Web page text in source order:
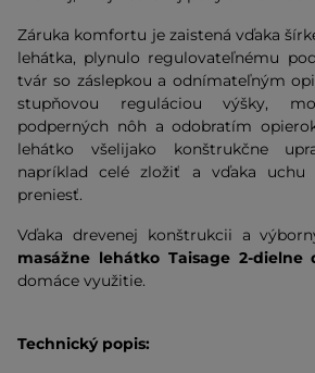
Záruka komfortu je zaistená vďaka
lehátka, plynulo regulovateľnému
tvár so záslepkou a odnímateľným
stupňovou reguláciou výšky,
podperných nôh a odobratím
lehátko všelijako konštrukčne
napríklad celé zložiť a vďaka
preniesť.
Vďaka drevenej konštrukcii a
masážne lehátko Taisage 2-dielne
domáce využitie.
Technický popis: